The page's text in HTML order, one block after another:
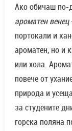
Ако обичаш по-
ароматен венец
портокали и
ароматен, но и
или хола.
повече от
природа и
за студените
горска поляна